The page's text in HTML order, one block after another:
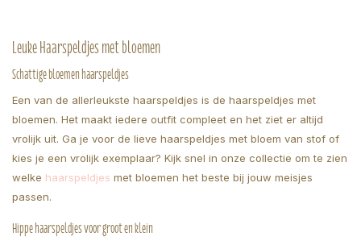
Leuke Haarspeldjes met bloemen
Schattige bloemen haarspeldjes
Een van de allerleukste haarspeldjes is de haarspeldjes met
bloemen. Het maakt iedere outfit compleet en het ziet er altijd
vrolijk uit. Ga je voor de lieve haarspeldjes met bloem van stof of
kies je een vrolijk exemplaar? Kijk snel in onze collectie om te zien
welke haarspeldjes met bloemen het beste bij jouw meisjes
passen.
Hippe haarspeldjes voor groot en klein